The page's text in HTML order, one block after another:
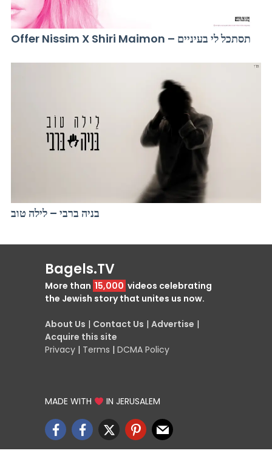
Offer Nissim X Shiri Maimon – תסתכל לי בעיניים
בניה ברבי – לילה טוב
Bagels.TV
More than 15,000 videos celebrating
the Jewish story that unites us now.
About Us | Contact Us | Advertise |
Acquire this site
Privacy | Terms | DCMA Policy
MADE WITH IN JERUSALEM